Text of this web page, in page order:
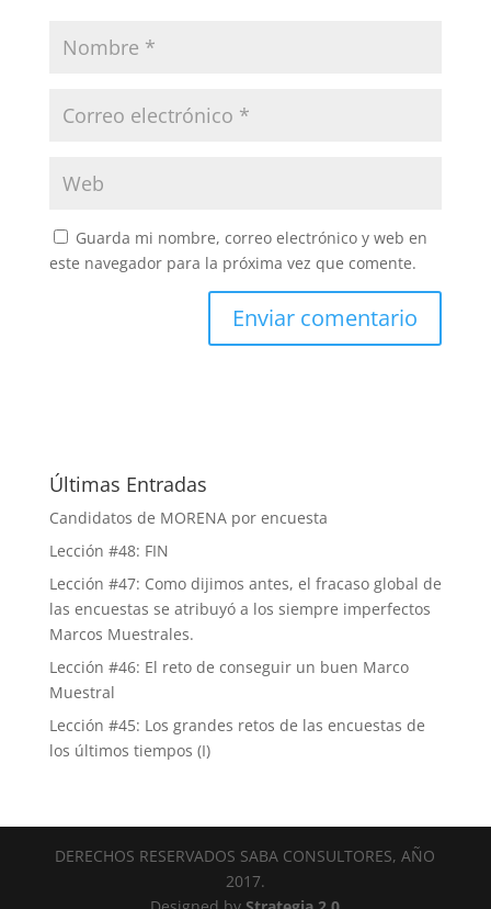
Guarda mi nombre, correo electrónico y web en
este navegador para la próxima vez que comente.
Últimas Entradas
Candidatos de MORENA por encuesta
Lección #48: FIN
Lección #47: Como dijimos antes, el fracaso global de
las encuestas se atribuyó a los siempre imperfectos
Marcos Muestrales.
Lección #46: El reto de conseguir un buen Marco
Muestral
Lección #45: Los grandes retos de las encuestas de
los últimos tiempos (I)
DERECHOS RESERVADOS SABA CONSULTORES, AÑO
2017.